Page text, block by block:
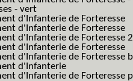
- vert
d'Infanterie de Forteresse
d'Infanterie de Forteresse
d'Infanterie de Forteresse
d'Infanterie de Forteresse
d'Infanterie de Forteresse
d'Infanterie
d'Infanterie de Forteresse